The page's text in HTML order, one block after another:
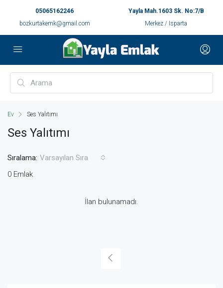
05065162246
bozkurtakemk@gmail.com
Yayla Mah.1603 Sk. No:7/B
Merkez / Isparta
Ev Ses Yalıtımı
Ses Yalıtımı
0 Emlak
Sıralama: Varsayılan Sıra
İlan bulunamadı.